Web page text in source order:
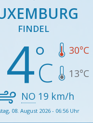
FINDEL
30°C
13°C
NO 19 km/h
08. August 2026 - 06:56 Uhr